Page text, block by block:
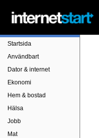
Startsida
Användbart
Dator & internet
Ekonomi
Hem & bostad
Hälsa
Jobb
Mat